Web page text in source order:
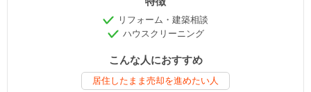
リフォーム・建築相談
ハウスクリーニング
こんな人におすすめ
居住したまま売却を進めたい人